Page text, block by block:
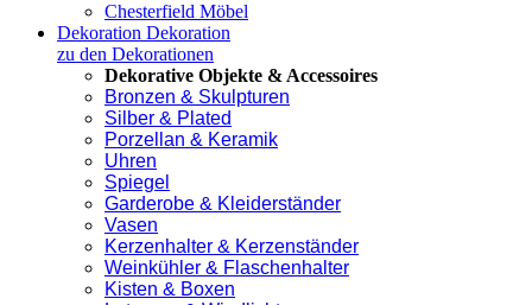
Chesterfield Möbel
Dekoration Dekoration
zu den Dekorationen
Dekorative Objekte & Accessoires
Bronzen & Skulpturen
Silber & Plated
Porzellan & Keramik
Uhren
Spiegel
Garderobe & Kleiderständer
Vasen
Kerzenhalter & Kerzenständer
Weinkühler & Flaschenhalter
Kisten & Boxen